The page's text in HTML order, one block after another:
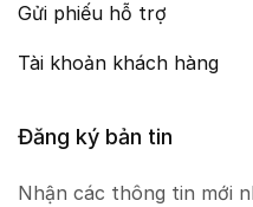
Gửi phiếu hỗ trợ
Tài khoản khách hàng
Đăng ký bản tin
Nhận các thông tin mới